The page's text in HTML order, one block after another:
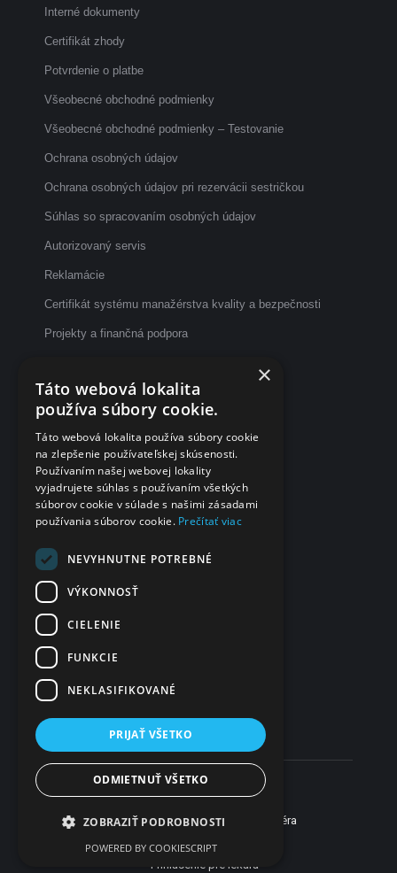
in
new
in
new
in
new
Interné dokumenty
Certifikát zhody
Potvrdenie o platbe
Všeobecné obchodné podmienky
Všeobecné obchodné podmienky – Testovanie
Ochrana osobných údajov
Ochrana osobných údajov pri rezervácii sestričkou
Súhlas so spracovaním osobných údajov
Autorizovaný servis
Reklamácie
Certifikát systému manažérstva kvality a bezpečnosti
Projekty a finančná podpora
Dotazník spokojnosti po vyšetrení
Fakturačné údaje
eČasenka s.r.o.
Svätoplukova 2
984 01 Lučenec
Slovensko
IČO
2120135028
IČ DPH
SK2120135028
Som lekár
Som pacient
Novinky
Pomoc
Kariéra
Reklama
Kontakt
Prihlásenie pre lekára
×
Táto webová lokalita
používa súbory cookie.
Táto webová lokalita používa súbory cookie
na zlepšenie používateľskej skúsenosti.
Používaním našej webovej lokality
vyjadrujete súhlas s používaním všetkých
súborov cookie v súlade s našimi zásadami
používania súborov cookie. Prečítať viac
NEVYHNUTNE POTREBNÉ
VÝKONNOSŤ
CIELENIE
FUNKCIE
NEKLASIFIKOVANÉ
PRIJAŤ VŠETKO
ODMIETNUŤ VŠETKO
ZOBRAZIŤ PODROBNOSTI
POWERED BY COOKIESCRIPT